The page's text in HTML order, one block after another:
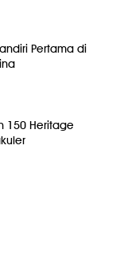
Pertama di
150 Heritage